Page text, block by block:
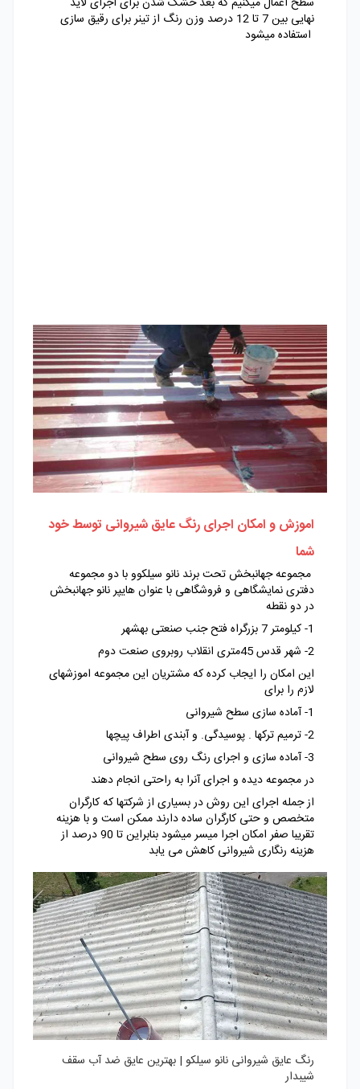
نهایی بین 7 تا 12 درصد وزن رنگ از تینر برای رقیق سازی
استفاده میشود
اموزش و امکان اجرای رنگ عایق شیروانی توسط خود
شما
مجموعه جهانبخش تحت برند نانو سیلکوو با دو مجموعه
دفتری نمایشگاهی و فروشگاهی با عنوان هایپر نانو جهانبخش
در دو نقطه
1- کیلومتر 7 بزرگراه فتح جنب صنعتی بهشهر
2- شهر قدس 45متری انقلاب روبروی صنعت دوم
این امکان را ایجاب کرده که مشتریان این مجموعه اموزشهای
لازم را برای
1- آماده سازی سطح شیروانی
2- ترمیم ترکها . پوسیدگی. و آبندی اطراف پیچها
3- آماده سازی و اجرای رنگ روی سطح شیروانی
در مجموعه دیده و اجرای آنرا به راحتی انجام دهند
از جمله اجرای این روش در بسیاری از شرکتها که کارگران
متخصص و حتی کارگران ساده دارند ممکن است و با هزینه
تقریبا صفر امکان اجرا میسر میشود بنابراین تا 90 درصد از
هزینه رنگاری شیروانی کاهش می یابد
رنگ عایق شیروانی نانو سیلکو | بهترین عایق ضد آب سقف
شیبدار